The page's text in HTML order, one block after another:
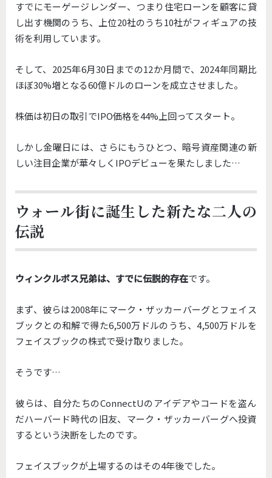
すでにモーゲージレンダー、 つまり住宅ローンを顧客に貸
し出す機関のうち、上位20社のうち10社がフィギュアの技
術を利用しています。
そして、2025年6月30日までの12か月間で、 2024年同期比
ほぼ30%増となる60億ドルのローンを成立させました。
株価は初日の取引でIPO価格を44%上回ってスタート。
しかし金曜日には、さらにもうひとつ、 暗号資産関連の新
しい注目企業が華々しくIPOデビューを果たしました…
ウォール街に誕生した新たな二人の
伝説
ウィンクルボス兄弟は、すでに伝説的存在です。
まず、彼らは2008年にマーク・ ザッカーバーグとフェイス
ブックとの和解で得た6,500万ドルのうち、4,500万ドルを
フェイスブックの株式で受け取りました。
そうです…
彼らは、 自分たちのConnectUのアイデアやコードを盗ん
だハーバー ド時代の旧友、マーク・ ザッカーバーグへ投資
するという決断をしたのです。
フェイスブックが上場するのはその4年後でした。